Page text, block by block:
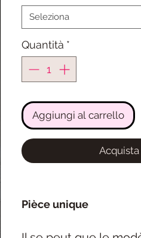
Seleziona
Quantità *
Aggiungi al carrello
Acquista
Pièce unique